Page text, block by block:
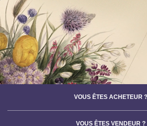
VOUS ÊTES ACHETEUR ?
VOUS ÊTES VENDEUR ?